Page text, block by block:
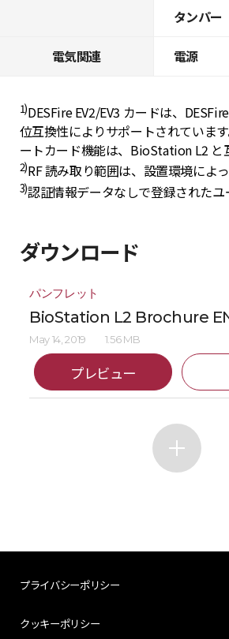
タンパー
電気関連 電源
1)DESFire EV2/EV3 カードは、
位互換性によりサポートされていま
ートカード機能は、BioStation L2 と
2)RF 読み取り範囲は、設置環境によっ
3)認証情報データなしで登録されたユ
ダウンロード
パンフレット
BioStation L2 Brochure
May 14, 2019 1.56 MB
プレビュー
プライバシーポリシー
クッキーポリシー